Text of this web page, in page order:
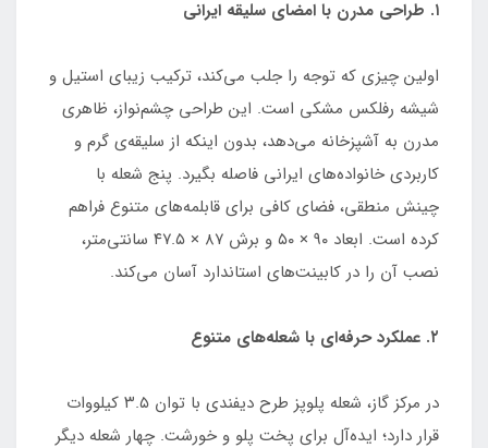
۱. طراحی مدرن با امضای سلیقه ایرانی
اولین چیزی که توجه را جلب می‌کند، ترکیب زیبای استیل و
شیشه رفلکس مشکی است. این طراحی چشم‌نواز، ظاهری
مدرن به آشپزخانه می‌دهد، بدون اینکه از سلیقه‌ی گرم و
کاربردی خانواده‌های ایرانی فاصله بگیرد. پنج شعله با
چینش منطقی، فضای کافی برای قابلمه‌های متنوع فراهم
کرده است. ابعاد ۹۰ × ۵۰ و برش ۸۷ × ۴۷.۵ سانتی‌متر،
نصب آن را در کابینت‌های استاندارد آسان می‌کند.
۲. عملکرد حرفه‌ای با شعله‌های متنوع
در مرکز گاز، شعله پلوپز طرح دیفندی با توان ۳.۵ کیلووات
قرار دارد؛ ایده‌آل برای پخت پلو و خورشت. چهار شعله دیگر